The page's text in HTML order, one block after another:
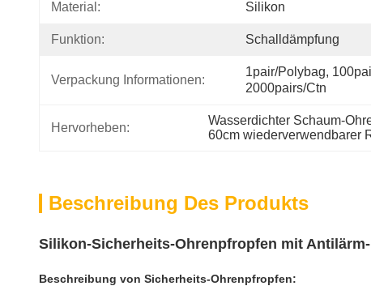
Material: Silikon
Funktion: Schalldämpfung
Verpackung Informationen:
1pair/polybag,
2000pairs/ctn
Hervorheben:
Wasserdichter Schaum-
60cm wiederverwendbarer
Beschreibung Des Produkts
Silikon-Sicherheits-Ohrenpfropfen mit
Beschreibung von Sicherheits-Ohrenpfropfen: